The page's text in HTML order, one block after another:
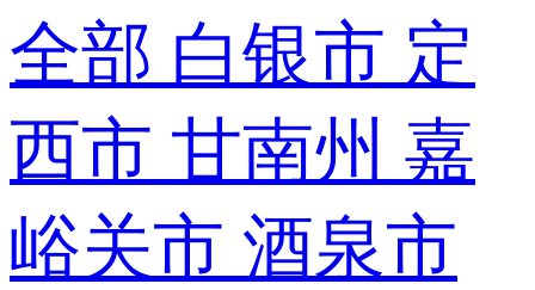
全部 白银市 定
西市 甘南州 嘉
峪关市 酒泉市